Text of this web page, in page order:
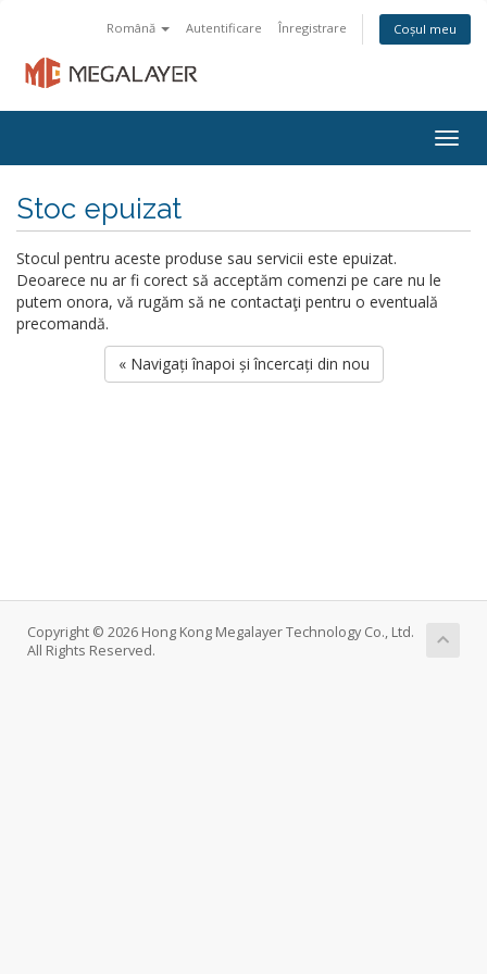
Română Autentificare Înregistrare Coșul meu
Stoc epuizat
Stocul pentru aceste produse sau servicii este epuizat.
Deoarece nu ar fi corect să acceptăm comenzi pe care nu le
putem onora, vă rugăm să ne contactaţi pentru o eventuală
precomandă.
« Navigați înapoi și încercați din nou
Copyright © 2026 Hong Kong Megalayer Technology Co., Ltd.
All Rights Reserved.